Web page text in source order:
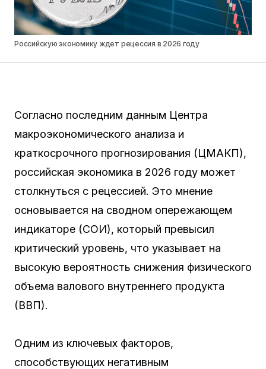
Российскую экономику ждет рецессия в 2026 году
Согласно последним данным Центра
макроэкономического анализа и
краткосрочного прогнозирования (ЦМАКП),
российская экономика в 2026 году может
столкнуться с рецессией. Это мнение
основывается на сводном опережающем
индикаторе (СОИ), который превысил
критический уровень, что указывает на
высокую вероятность снижения физического
объема валового внутреннего продукта
(ВВП).
Одним из ключевых факторов,
способствующих негативным